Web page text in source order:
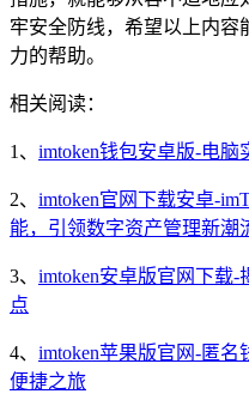
牢安全防线，希望以上内容
力的帮助。
相关阅读：
1、 imtoken钱包安卓版-电脑
2、 imtoken官网下载安卓-
能，引领数字资产管理新潮
3、 imtoken安卓版官网下载-
点
4、 imtoken苹果版官网-匿名
便捷之旅